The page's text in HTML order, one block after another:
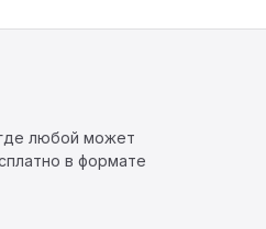
любой может
в формате